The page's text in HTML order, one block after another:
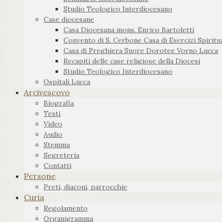
Studio Teologico Interdiocesano
Case diocesane
Casa Diocesana mons. Enrico Bartoletti
Convento di S. Cerbone Casa di Esercizi
Casa di Preghiera Suore Dorotee Vorno Lucca
Recapiti delle case religiose della Diocesi
Studio Teologico Interdiocesano
Ospitali Lucca
Arcivescovo
Biografia
Testi
Video
Audio
Stemma
Segreteria
Contatti
Persone
Preti, diaconi, parrocchie
Curia
Regolamento
Organigramma